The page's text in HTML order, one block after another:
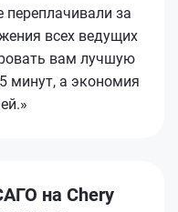
за
всех ведущих
вам лучшую
минут, а экономия
на Chery